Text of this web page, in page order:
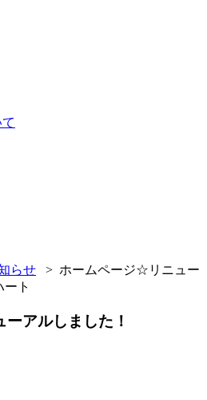
らせ > ホームページ☆リニュー
ト
アルしました！